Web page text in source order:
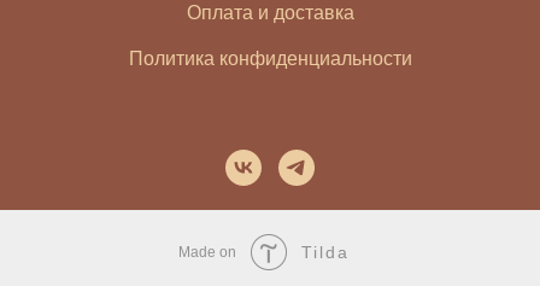
Оплата и доставка
Политика конфиденциальности
Made on Tilda